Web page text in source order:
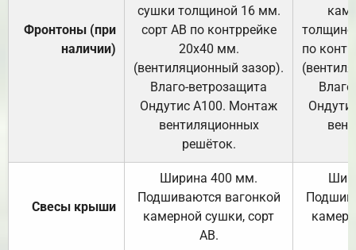
Фронтоны (при
наличии)
сушки толщиной 16 мм.
сорт АВ по контррейке
20х40 мм.
(вентиляционный зазор).
Влаго-ветрозащита
Ондутис А100. Монтаж
вентиляционных
решёток.
по
Свесы крыши
Ширина 400 мм.
Подшиваются вагонкой
камерной сушки, сорт
АВ.